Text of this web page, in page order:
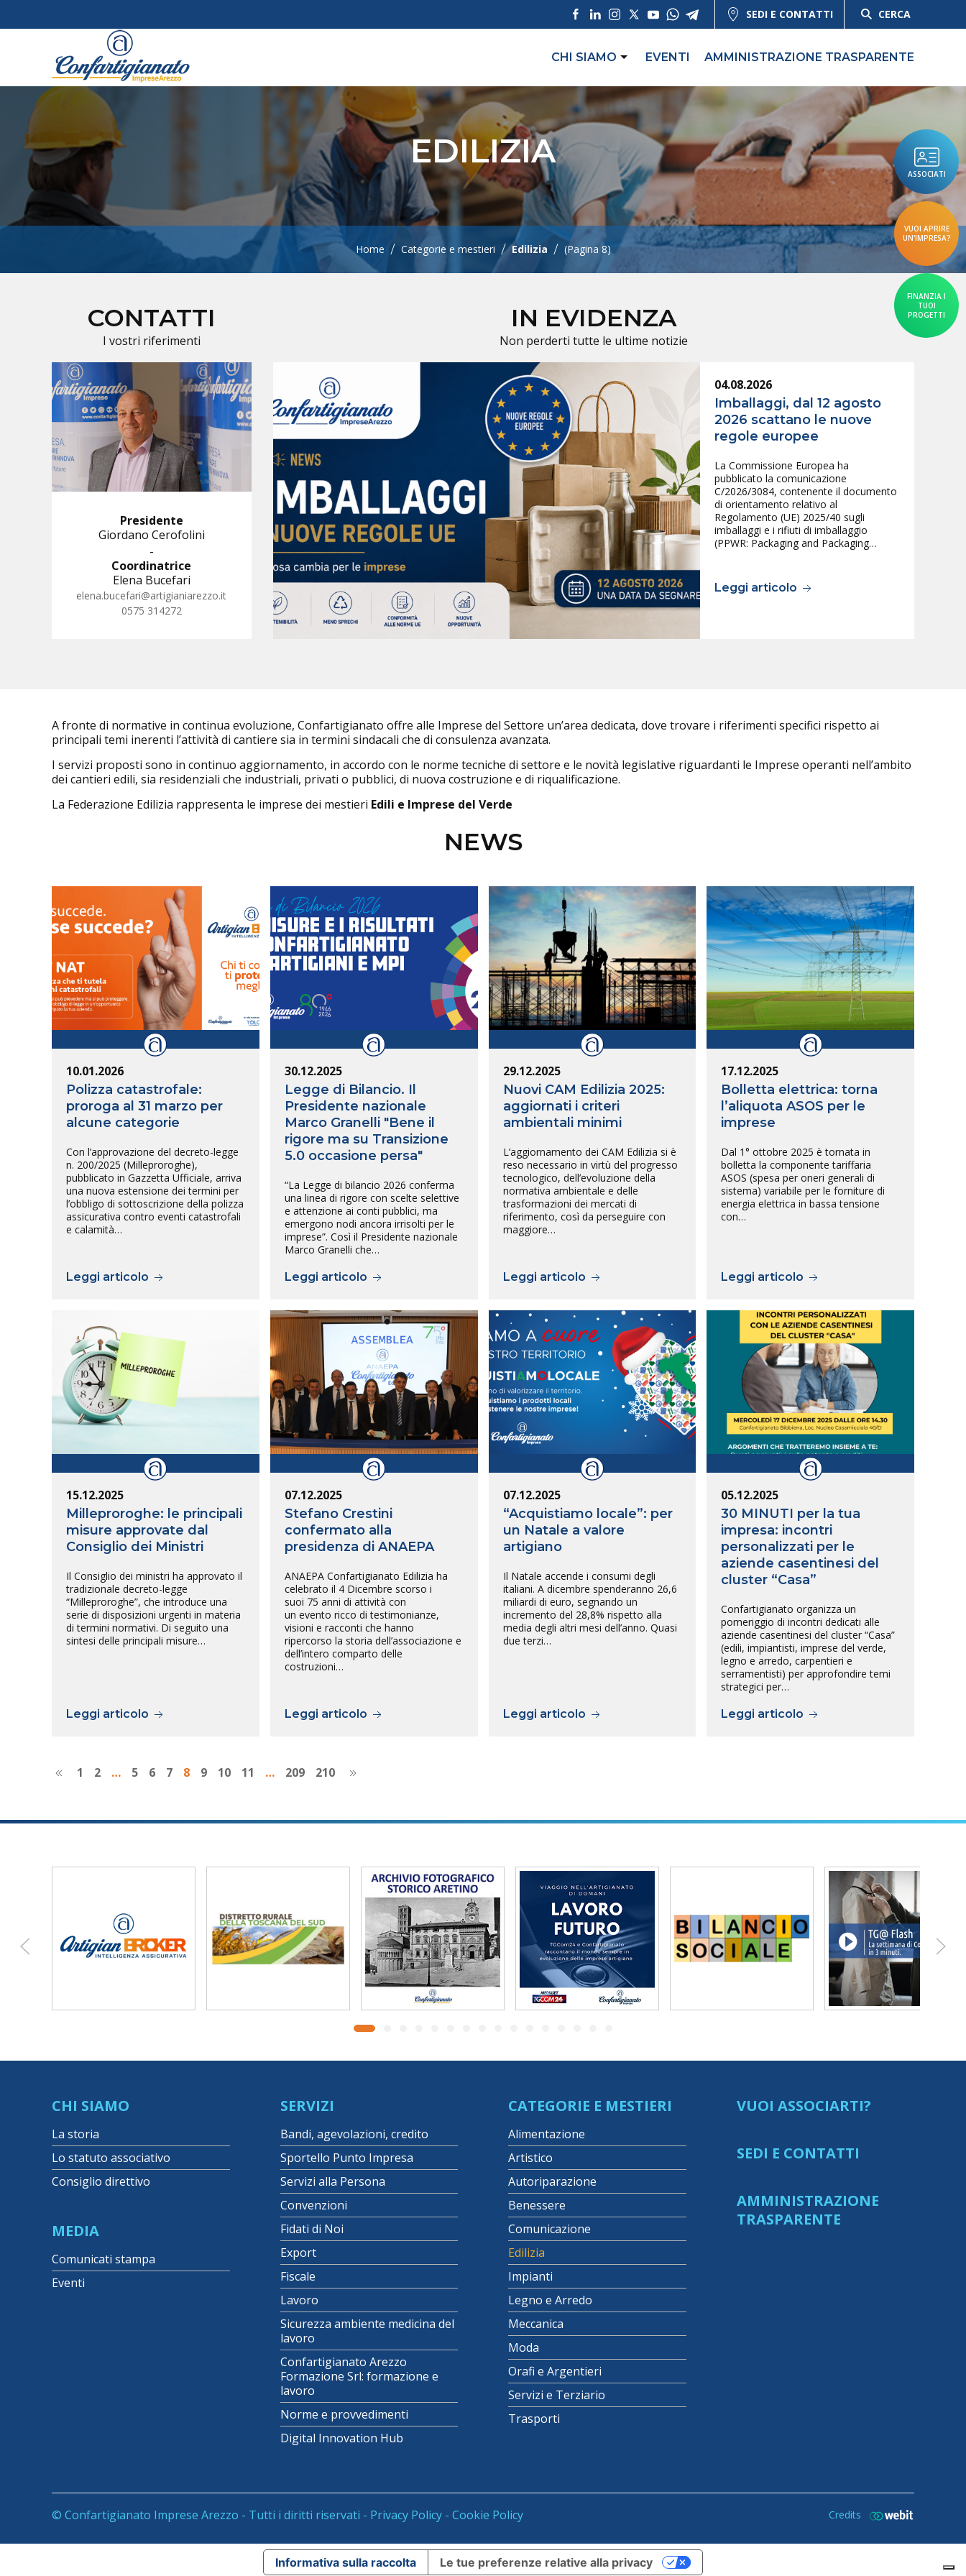
SEDI E CONTATTI CERCA
CHI SIAMO EVENTI AMMINISTRAZIONE TRASPARENTE
ASSOCIATI
VUOI APRIRE
UN'IMPRESA?
FINANZIA I
TUOI
PROGETTI
EDILIZIA
Home / Categorie e mestieri / Edilizia / (Pagina 8)
CONTATTI
I vostri riferimenti
Presidente
Giordano Cerofolini
-
Coordinatrice
Elena Bucefari
elena.bucefari@artigianiarezzo.it
0575 314272
IN EVIDENZA
Non perderti tutte le ultime notizie
04.08.2026
Imballaggi, dal 12 agosto
2026 scattano le nuove
regole europee
La Commissione Europea ha
pubblicato la comunicazione
C/2026/3084, contenente il documento
di orientamento relativo al
Regolamento (UE) 2025/40 sugli
imballaggi e i rifiuti di imballaggio
(PPWR: Packaging and Packaging…
Leggi articolo
A fronte di normative in continua evoluzione, Confartigianato offre alle Imprese del Settore un’area dedicata, dove trovare i riferimenti specifici rispetto ai
principali temi inerenti l’attività di cantiere sia in termini sindacali che di consulenza avanzata.
I servizi proposti sono in continuo aggiornamento, in accordo con le norme tecniche di settore e le novità legislative riguardanti le Imprese operanti nell’ambito
dei cantieri edili, sia residenziali che industriali, privati o pubblici, di nuova costruzione e di riqualificazione.
La Federazione Edilizia rappresenta le imprese dei mestieri Edili e Imprese del Verde
NEWS
10.01.2026
Polizza catastrofale:
proroga al 31 marzo per
alcune categorie
Con l’approvazione del decreto-legge
n. 200/2025 (Milleproroghe),
pubblicato in Gazzetta Ufficiale, arriva
una nuova estensione dei termini per
l’obbligo di sottoscrizione della polizza
assicurativa contro eventi catastrofali
e calamità…
Leggi articolo
30.12.2025
Legge di Bilancio. Il
Presidente nazionale
Marco Granelli "Bene il
rigore ma su Transizione
5.0 occasione persa"
“La Legge di bilancio 2026 conferma
una linea di rigore con scelte selettive
e attenzione ai conti pubblici, ma
emergono nodi ancora irrisolti per le
imprese”. Così il Presidente nazionale
Marco Granelli che…
Leggi articolo
29.12.2025
Nuovi CAM Edilizia 2025:
aggiornati i criteri
ambientali minimi
L’aggiornamento dei CAM Edilizia si è
reso necessario in virtù del progresso
tecnologico, dell’evoluzione della
normativa ambientale e delle
trasformazioni dei mercati di
riferimento, così da perseguire con
maggiore…
Leggi articolo
17.12.2025
Bolletta elettrica: torna
l’aliquota ASOS per le
imprese
Dal 1° ottobre 2025 è tornata in
bolletta la componente tariffaria
ASOS (spesa per oneri generali di
sistema) variabile per le forniture di
energia elettrica in bassa tensione
con…
Leggi articolo
15.12.2025
Milleproroghe: le principali
misure approvate dal
Consiglio dei Ministri
Il Consiglio dei ministri ha approvato il
tradizionale decreto-legge
“Milleproroghe”, che introduce una
serie di disposizioni urgenti in materia
di termini normativi. Di seguito una
sintesi delle principali misure…
Leggi articolo
07.12.2025
Stefano Crestini
confermato alla
presidenza di ANAEPA
ANAEPA Confartigianato Edilizia ha
celebrato il 4 Dicembre scorso i
suoi 75 anni di attività con
un evento ricco di testimonianze,
visioni e racconti che hanno
ripercorso la storia dell’associazione e
dell’intero comparto delle
costruzioni…
Leggi articolo
07.12.2025
“Acquistiamo locale”: per
un Natale a valore
artigiano
Il Natale accende i consumi degli
italiani. A dicembre spenderanno 26,6
miliardi di euro, segnando un
incremento del 28,8% rispetto alla
media degli altri mesi dell’anno. Quasi
due terzi…
Leggi articolo
05.12.2025
30 MINUTI per la tua
impresa: incontri
personalizzati per le
aziende casentinesi del
cluster “Casa”
Confartigianato organizza un
pomeriggio di incontri dedicati alle
aziende casentinesi del cluster “Casa”
(edili, impiantisti, imprese del verde,
legno e arredo, carpentieri e
serramentisti) per approfondire temi
strategici per…
Leggi articolo
1 2 … 5 6 7 8 9 10 11 … 209 210
CHI SIAMO
La storia
Lo statuto associativo
Consiglio direttivo
MEDIA
Comunicati stampa
Eventi
SERVIZI
Bandi, agevolazioni, credito
Sportello Punto Impresa
Servizi alla Persona
Convenzioni
Fidati di Noi
Export
Fiscale
Lavoro
Sicurezza ambiente medicina del
lavoro
Confartigianato Arezzo
Formazione Srl: formazione e
lavoro
Norme e provvedimenti
Digital Innovation Hub
CATEGORIE E MESTIERI
Alimentazione
Artistico
Autoriparazione
Benessere
Comunicazione
Edilizia
Impianti
Legno e Arredo
Meccanica
Moda
Orafi e Argentieri
Servizi e Terziario
Trasporti
VUOI ASSOCIARTI?
SEDI E CONTATTI
AMMINISTRAZIONE
TRASPARENTE
© Confartigianato Imprese Arezzo - Tutti i diritti riservati - Privacy Policy - Cookie Policy Credits
Informativa sulla raccolta Le tue preferenze relative alla privacy